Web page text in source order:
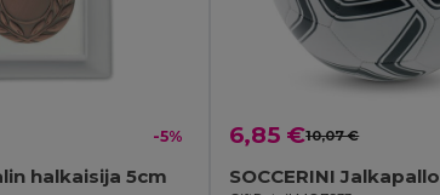
-5%
halkaisija 5cm
6,85 €10,07 €
SOCCERINI Jalkapallo